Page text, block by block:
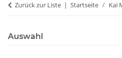
Zurück zur Liste Startseite Kai
Auswahl